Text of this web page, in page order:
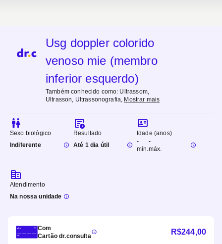
Usg doppler colorido
venoso mie (membro
inferior esquerdo)
Também conhecido como: Ultrassom,
Ultrasson, Ultrassonografia, Mostrar mais
Sexo biológico
Indiferente
Resultado
Até 1 dia útil
Idade (anos)
-
mín.
-
máx.
Atendimento
Na nossa unidade
Com
Cartão dr.consulta
R$244,00